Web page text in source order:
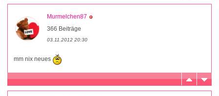
Murmelchen87
366 Beiträge
03.11.2012 20:30
mm nix neues